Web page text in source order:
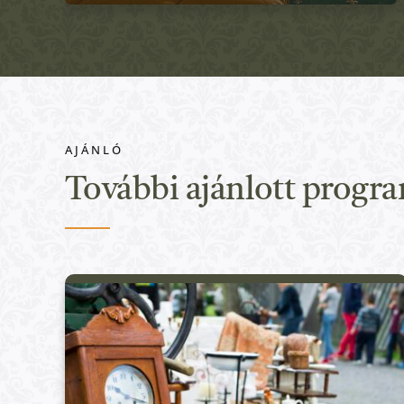
AJÁNLÓ
További ajánlott
Aktív Programok